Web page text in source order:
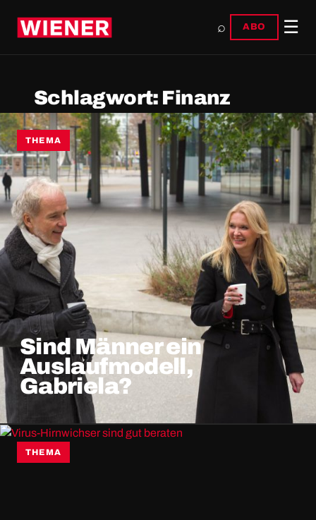
⌕ ABO ☰
Schlagwort: Finanz
THEMA
Sind Männer ein
Auslaufmodell,
Gabriela?
THEMA